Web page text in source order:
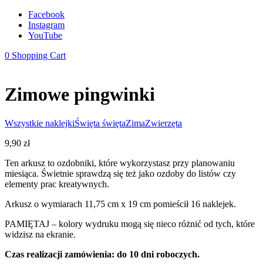
Facebook
Instagram
YouTube
0 Shopping Cart
Zimowe pingwinki
Wszystkie naklejkiŚwięta świętaZimaZwierzęta
9,90 zł
Ten arkusz to ozdobniki, które wykorzystasz przy planowaniu
miesiąca. Świetnie sprawdzą się też jako ozdoby do listów czy
elementy prac kreatywnych.
Arkusz o wymiarach 11,75 cm x 19 cm pomieścił 16 naklejek.
PAMIĘTAJ – kolory wydruku mogą się nieco różnić od tych, które
widzisz na ekranie.
Czas realizacji zamówienia: do 10 dni roboczych.